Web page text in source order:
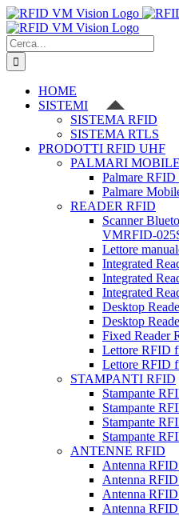
Salta
al
contenuto
Cerca
per:
HOME
SISTEMI
SISTEMA RFID
SISTEMA RTLS
PRODOTTI RFID UHF
PALMARI
Palmare
Palmare
READER RFID
Scanner
VMRFID-
Lettore
Integrated
Integrated
Integrated
Desktop
Desktop
Fixed Reader
Lettore RFID
Lettore RFID
STAMPANTI RFID
Stampante
Stampante
Stampante
Stampante
ANTENNE RFID
Antenna
Antenna
Antenna
Antenna